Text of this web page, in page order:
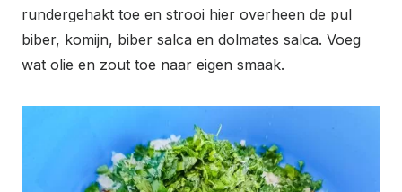
rundergehakt toe en strooi hier overheen de pul
biber, komijn, biber salca en dolmates salca. Voeg
wat olie en zout toe naar eigen smaak.